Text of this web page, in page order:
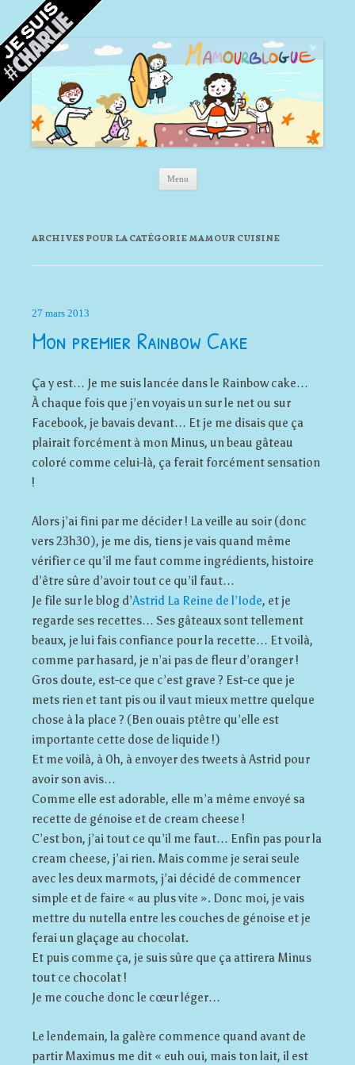
Mamour blogue
Blog d'une maman à Bordeaux, du sable, des coquillages… et la mer !
Menu Aller au contenu principal
ARCHIVES POUR LA CATÉGORIE MAMOUR CUISINE
27 mars 2013
Mon premier Rainbow Cake
Ça y est… Je me suis lancée dans le Rainbow cake…
À chaque fois que j’en voyais un sur le net ou sur
Facebook, je bavais devant… Et je me disais que ça
plairait forcément à mon Minus, un beau gâteau
coloré comme celui-là, ça ferait forcément sensation
!
Alors j’ai fini par me décider ! La veille au soir (donc
vers 23h30), je me dis, tiens je vais quand même
vérifier ce qu’il me faut comme ingrédients, histoire
d’être sûre d’avoir tout ce qu’il faut…
Je file sur le blog d’Astrid La Reine de l’Iode, et je
regarde ses recettes… Ses gâteaux sont tellement
beaux, je lui fais confiance pour la recette… Et voilà,
comme par hasard, je n’ai pas de fleur d’oranger !
Gros doute, est-ce que c’est grave ? Est-ce que je
mets rien et tant pis ou il vaut mieux mettre quelque
chose à la place ? (Ben ouais ptêtre qu’elle est
importante cette dose de liquide !)
Et me voilà, à 0h, à envoyer des tweets à Astrid pour
avoir son avis…
Comme elle est adorable, elle m’a même envoyé sa
recette de génoise et de cream cheese !
C’est bon, j’ai tout ce qu’il me faut… Enfin pas pour la
cream cheese, j’ai rien. Mais comme je serai seule
avec les deux marmots, j’ai décidé de commencer
simple et de faire « au plus vite ». Donc moi, je vais
mettre du nutella entre les couches de génoise et je
ferai un glaçage au chocolat.
Et puis comme ça, je suis sûre que ça attirera Minus
tout ce chocolat !
Je me couche donc le cœur léger…
Le lendemain, la galère commence quand avant de
partir Maximus me dit « euh oui, mais ton lait, il est